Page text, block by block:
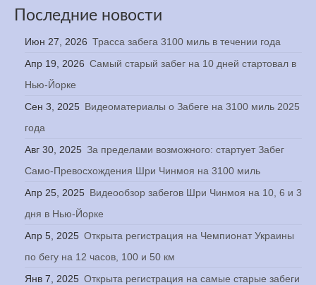
Последние новости
Июн 27, 2026 Трасса забега 3100 миль в течении года
Апр 19, 2026 Самый старый забег на 10 дней стартовал в
Нью-Йорке
Сен 3, 2025 Видеоматериалы о Забеге на 3100 миль 2025
года
Авг 30, 2025 За пределами возможного: стартует Забег
Само-Превосхождения Шри Чинмоя на 3100 миль
Апр 25, 2025 Видеообзор забегов Шри Чинмоя на 10, 6 и 3
дня в Нью-Йорке
Апр 5, 2025 Открыта регистрация на Чемпионат Украины
по бегу на 12 часов, 100 и 50 км
Янв 7, 2025 Открыта регистрация на самые старые забеги